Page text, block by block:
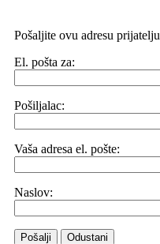
Pošaljite ovu adresu prijatelju
El. pošta za:
Pošiljalac:
Vaša adresa el. pošte:
Naslov:
Pošalji Odustani